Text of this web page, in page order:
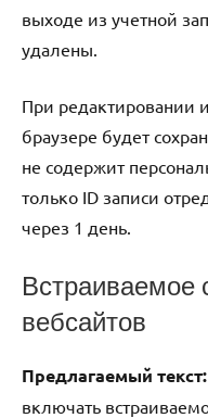
выходе из учетной
удалены.
При редактировании
браузере будет
не содержит
только ID записи
через 1 день.
Встраиваемое
вебсайтов
Предлагаемый текст:
включать